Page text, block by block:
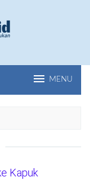
MENU